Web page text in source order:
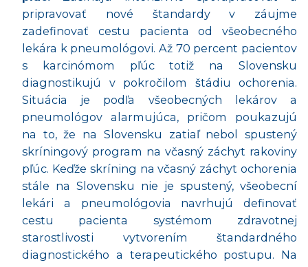
pripravovať nové štandardy v záujme
zadefinovať cestu pacienta od všeobecné ho
lekára k pneumológovi. Až 70 percent pacientov
s karcinómom pľúc totiž na Slovensku
diagnostikujú v pokročilom štádiu ochorenia.
Situácia je podľa všeobecných lekárov a
pneumológov alarmujúca, pričom poukazujú
na to, že na Slovensku zatiaľ nebol spustený
skríningový program na včasný záchyt rakoviny
pľúc. Keďže skríning na včasný záchyt ochorenia
stále na Slovensku nie je spustený, všeobecní
lekári a pneumol ógovia navrhujú definovať
cestu pacienta systémom zdravotnej
starostlivosti vytvorením štandardného
diagnostické ho a terapeutického postupu. Na